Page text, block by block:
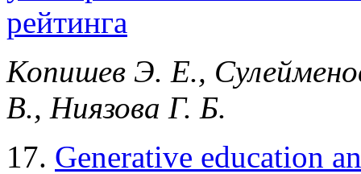
рейтинга
Копишев Э. Е.,
В., Ниязова Г. Б.
17. Generative education